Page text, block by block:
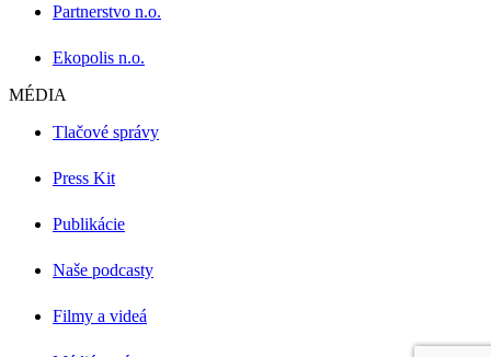
Partnerstvo n.o.
Ekopolis n.o.
MÉDIA
Tlačové správy
Press Kit
Publikácie
Naše podcasty
Filmy a videá